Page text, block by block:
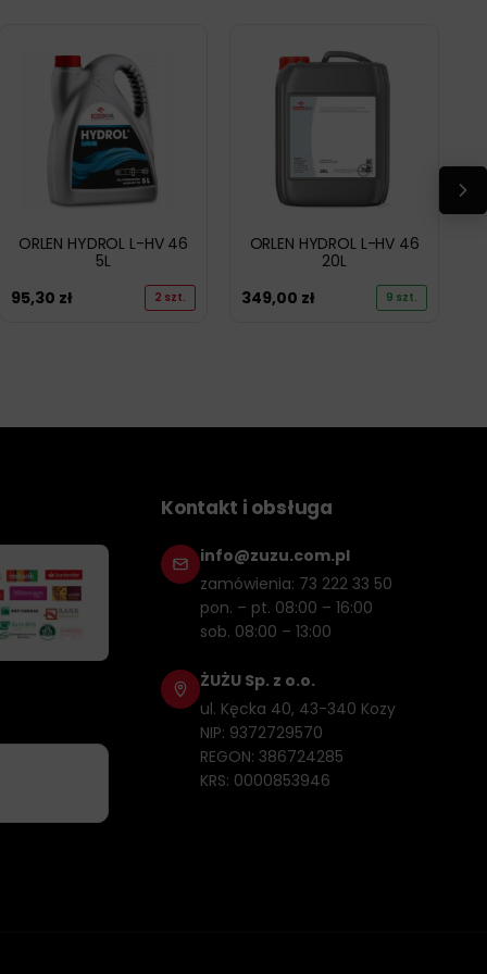
ORLEN HYDROL L-HV 46
5L
95,30 zł 2 szt.
ORLEN HYDROL L-HV 46
20L
349,00 zł 9 szt.
Kontakt i obsługa
info@zuzu.com.pl
zamówienia: 73 222 33 50
pon. – pt. 08:00 – 16:00
sob. 08:00 – 13:00
ŻUŻU Sp. z o.o.
ul. Kęcka 40, 43-340 Kozy
NIP: 9372729570
REGON: 386724285
KRS: 0000853946